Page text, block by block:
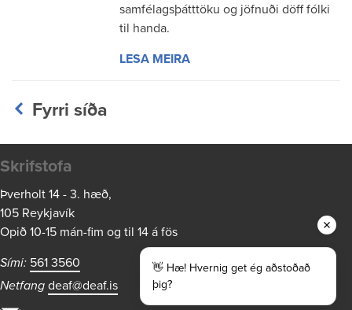
samfélagsþátttöku og jöfnuði döff fólki
til handa.
LESA MEIRA
Fyrri síða
Skrifstofa
Þverholt 14 - 3. hæð,
105 Reykjavík
Opið 10-15 mán-fim og til 14 á fös
Sími: 561 3560
Netfang deaf@deaf.is
👋 Hæ! Hvernig get ég aðstoðað
þig?